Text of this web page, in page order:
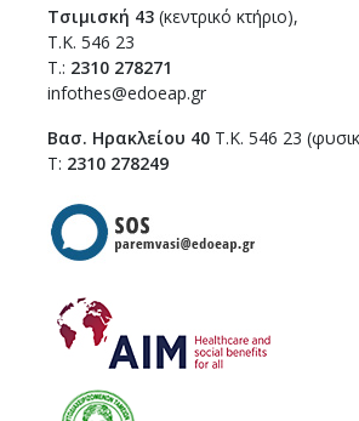
Τσιμισκή 43 (κεντρικό κτήριο),
Τ.Κ. 546 23
T.: 2310 278271
infothes@edoeap.gr
Βασ. Ηρακλείου 40 Τ.Κ. 546 23
Τ: 2310 278249